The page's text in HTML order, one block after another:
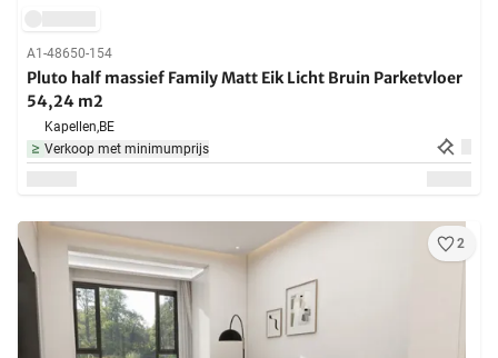
A1-48650-154
Pluto half massief Family Matt Eik Licht Bruin Parketvloer
54,24 m2
Kapellen,BE
Verkoop met minimumprijs
2